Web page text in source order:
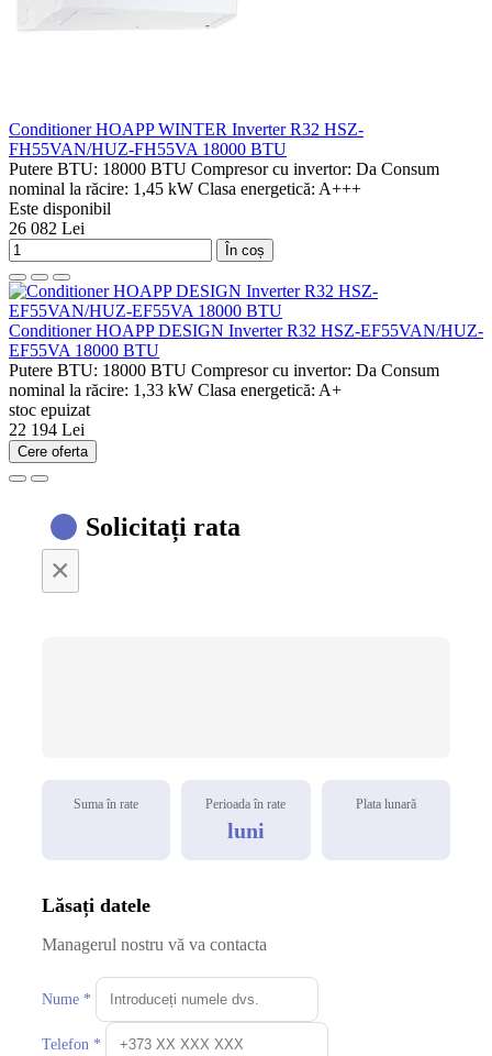
Conditioner HOAPP WINTER Inverter R32 HSZ-
FH55VAN/HUZ-FH55VA 18000 BTU
Putere BTU: 18000 BTU Compresor cu invertor: Da Consum
nominal la răcire: 1,45 kW Clasa energetică: A+++
Este disponibil
26 082 Lei
În coș
Conditioner HOAPP DESIGN Inverter R32 HSZ-EF55VAN/HUZ-
EF55VA 18000 BTU
Putere BTU: 18000 BTU Compresor cu invertor: Da Consum
nominal la răcire: 1,33 kW Clasa energetică: A+
stoc epuizat
22 194 Lei
Cere oferta
Solicitați rata
×
Suma în rate Perioada în rate
luni
Plata lunară
Lăsați datele
Managerul nostru vă va contacta
Nume *
Telefon *